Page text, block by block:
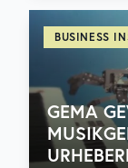
BUSINESS
GEMA